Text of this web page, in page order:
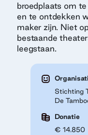
broedplaats om
en te ontdekken
maker zijn. Niet
bestaande
leegstaan.
Stichting
De
Donatie
€ 14.850